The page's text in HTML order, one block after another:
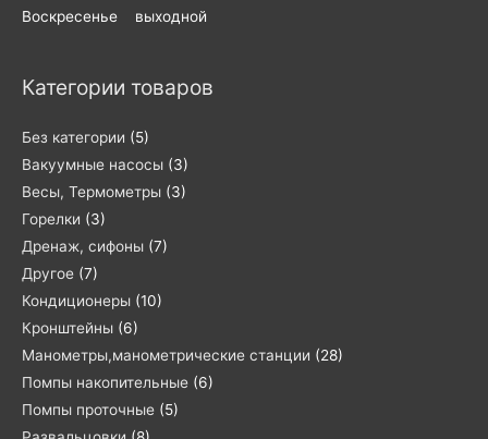
Воскресенье выходной
Категории товаров
Без категории (5)
Вакуумные насосы (3)
Весы, Термометры (3)
Горелки (3)
Дренаж, сифоны (7)
Другое (7)
Кондиционеры (10)
Кронштейны (6)
Манометры,манометрические станции (28)
Помпы накопительные (6)
Помпы проточные (5)